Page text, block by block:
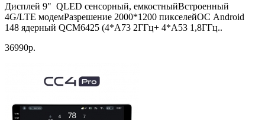
Дисплей 9" QLED сенсорный, емкостныйВстроенный
4G/LTE модемРазрешение 2000*1200 пикселейОС Android
148 ядерный QCM6425 (4*A73 2ГГц+ 4*A53 1,8ГГц..
36990р.